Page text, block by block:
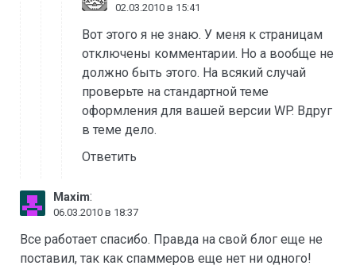
02.03.2010 в 15:41
Вот этого я не знаю. У меня к страницам
отключены комментарии. Но а вообще не
должно быть этого. На всякий случай
проверьте на стандартной теме
оформления для вашей версии WP. Вдруг
в теме дело.
Ответить
Maxim:
06.03.2010 в 18:37
Все работает спасибо. Правда на свой блог еще не
поставил, так как спаммеров еще нет ни одного!